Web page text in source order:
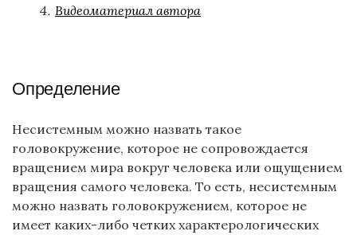
Видеоматериал автора
Определение
Несистемным можно назвать такое
головокружение, которое не сопровождается
вращением мира вокруг человека или ощущением
вращения самого человека. То есть, несистемным
можно назвать головокружением, которое не
имеет каких-либо четких характерологических